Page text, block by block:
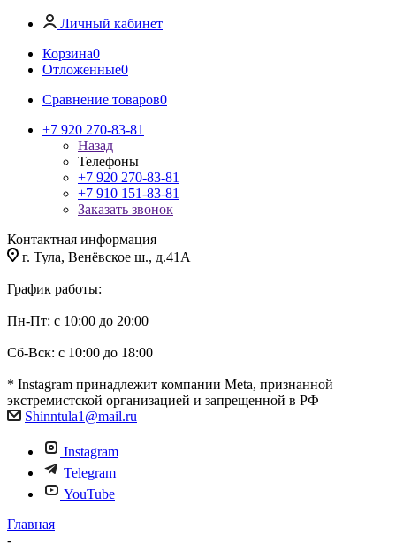
Личный кабинет
Корзина0
Отложенные0
Сравнение товаров0
+7 920 270-83-81
Назад
Телефоны
+7 920 270-83-81
+7 910 151-83-81
Заказать звонок
Контактная информация
г. Тула, Венёвское ш., д.41А
График работы:
Пн-Пт: с 10:00 до 20:00
Сб-Вск: с 10:00 до 18:00
* Instagram принадлежит компании Meta, признанной
экстремистской организацией и запрещенной в РФ
Shinntula1@mail.ru
Instagram
Telegram
YouTube
Главная
-